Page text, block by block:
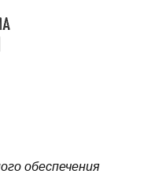
обеспечения